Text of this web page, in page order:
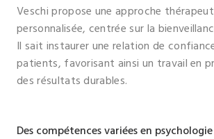
Veschi propose une approche
personnalisée, centrée sur la
Il sait instaurer une relation de
patients, favorisant ainsi un travail en
des résultats durables.
Des compétences variées en psychologie